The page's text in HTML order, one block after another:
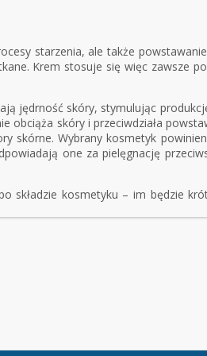
starzenia, ale także
Krem stosuje się więc zawsze
jędrność skóry, stymulując
skóry i przeciwdziała
skórne. Wybrany kosmetyk
one za pielęgnację
składzie kosmetyku – im będzie